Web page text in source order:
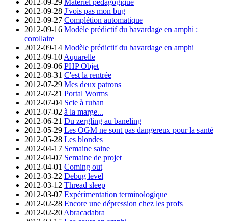
2012-09-28 J'vois pas mon bug
2012-09-27 Complétion automatique
2012-09-16 Modèle prédictif du bavardage en amphi :
corollaire
2012-09-14 Modèle prédictif du bavardage en amphi
2012-09-10 Aquarelle
2012-09-06 PHP Objet
2012-08-31 C'est la rentrée
2012-07-29 Mes deux patrons
2012-07-21 Portal Worms
2012-07-04 Scie à ruban
2012-07-02 à la marge...
2012-06-21 Du zergling au baneling
2012-05-29 Les OGM ne sont pas dangereux pour la santé
2012-05-28 Les blondes
2012-04-17 Semaine saine
2012-04-07 Semaine de projet
2012-04-01 Coming out
2012-03-22 Debug level
2012-03-12 Thread sleep
2012-03-07 Expérimentation terminologique
2012-02-28 Encore une dépression chez les profs
2012-02-20 Abracadabra